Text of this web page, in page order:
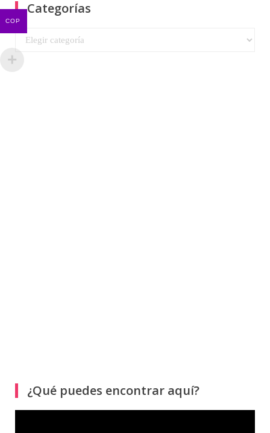
Categorías
Categorías
¿Qué puedes encontrar aquí?
COP